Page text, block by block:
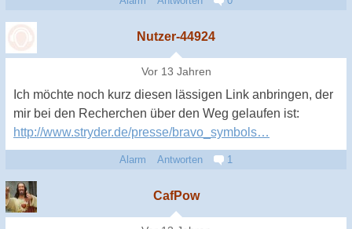
Nutzer-44924
Vor 13 Jahren
Ich möchte noch kurz diesen lässigen Link anbringen, der
mir bei den Recherchen über den Weg gelaufen ist:
http://www.stryder.de/presse/bravo_symbols…
Alarm Antworten 1
CafPow